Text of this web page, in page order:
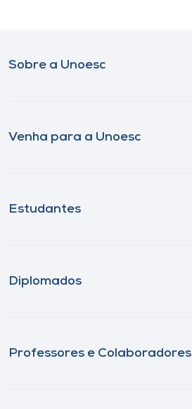
Sobre a Unoesc
Venha para a Unoesc
Estudantes
Diplomados
Professores e Colaboradores